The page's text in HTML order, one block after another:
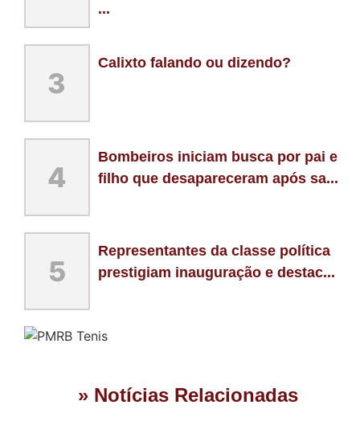
...
3
Calixto falando ou dizendo?
4
Bombeiros iniciam busca por pai e
filho que desapareceram após sa...
5
Representantes da classe política
prestigiam inauguração e destac...
» Notícias Relacionadas